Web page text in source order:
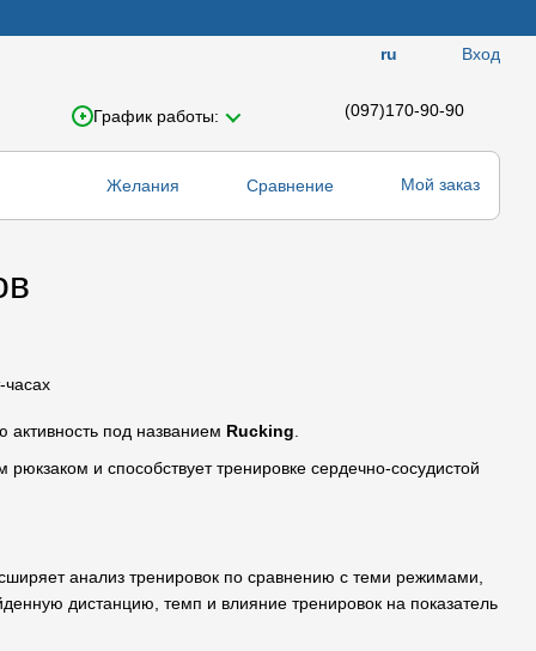
ru Вход
График работы: (097)170-90-90
Желания Сравнение Мой заказ
под названием Rucking
и способствует тренировке сердечно-сосудистой
анализ тренировок по сравнению с теми режимами,
дистанцию, темп и влияние тренировок на показатель